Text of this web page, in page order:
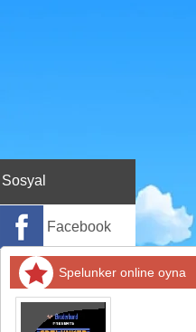
Sosyal
Facebook
Twitter
Instagram
Spelunker online oyna